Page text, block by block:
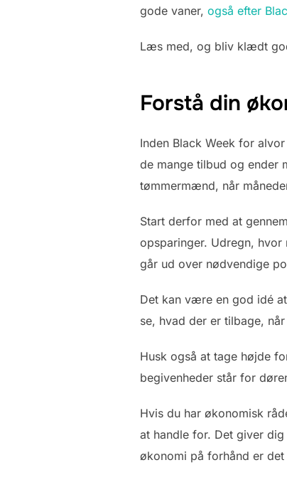
gode vaner, også efter
Læs med, og bliv klædt
Forstå din
Inden Black Week for
de mange tilbud og ender
tømmermænd, når
Start derfor med at
opsparinger. Udregn,
går ud over nødvendige
Det kan være en god idé
se, hvad der er tilbage,
Husk også at tage højde
begivenheder står for
Hvis du har økonomisk
at handle for. Det giver
økonomi på forhånd er